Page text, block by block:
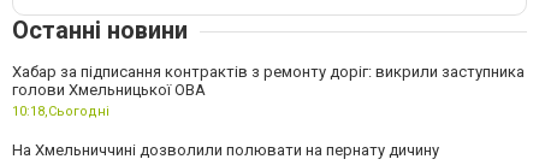
Останні новини
Хабар за підписання контрактів з ремонту доріг: викрили заступника
голови Хмельницької ОВА
10:18,Сьогодні
На Хмельниччині дозволили полювати на пернату дичину